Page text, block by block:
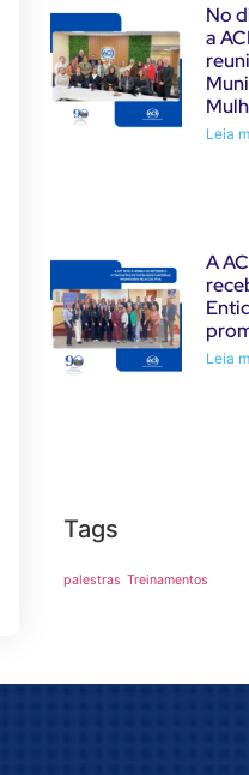
No
a
Leia
A
Leia
Tags
palestras Treinamentos